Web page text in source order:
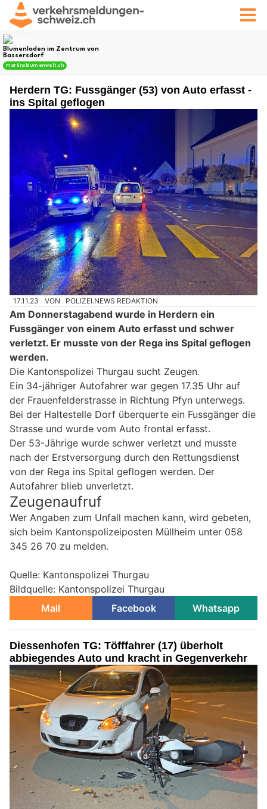
Herdern TG: Fussgänger (53) von Auto erfasst -
ins Spital geflogen
17.11.23 VON POLIZEI.NEWS REDAKTION
Am Donnerstagabend wurde in Herdern ein
Fussgänger von einem Auto erfasst und schwer
verletzt. Er musste von der Rega ins Spital geflogen
werden.
Die Kantonspolizei Thurgau sucht Zeugen.
Ein 34-jähriger Autofahrer war gegen 17.35 Uhr auf
der Frauenfelderstrasse in Richtung Pfyn unterwegs.
Bei der Haltestelle Dorf überquerte ein Fussgänger die
Strasse und wurde vom Auto frontal erfasst.
Der 53-Jährige wurde schwer verletzt und musste
nach der Erstversorgung durch den Rettungsdienst
von der Rega ins Spital geflogen werden. Der
Autofahrer blieb unverletzt.
Zeugenaufruf
Wer Angaben zum Unfall machen kann, wird gebeten,
sich beim Kantonspolizeiposten Müllheim unter 058
345 26 70 zu melden.
Quelle: Kantonspolizei Thurgau
Bildquelle: Kantonspolizei Thurgau
Mail
Facebook Whatsapp
Diessenhofen TG: Töfffahrer (17) überholt
abbiegendes Auto und kracht in Gegenverkehr